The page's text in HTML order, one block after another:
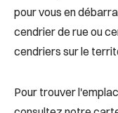
pour vous en
cendrier de rue ou
cendriers sur le
Pour trouver